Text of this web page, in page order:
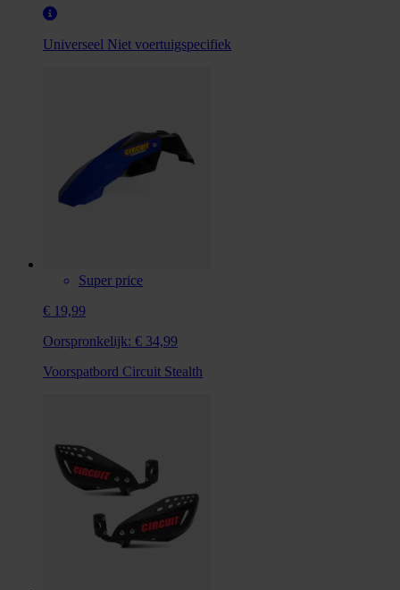
Universeel Niet voertuigspecifiek
Super price
€ 19,99
Oorspronkelijk: € 34,99
Voorspatbord Circuit Stealth